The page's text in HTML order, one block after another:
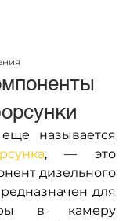
, — это
дизельного
для
в камеру